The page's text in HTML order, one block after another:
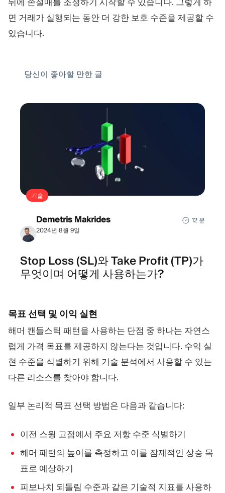
면 거래가 실행되는 동안 더 강한 보호 수준을 제공할 수
있습니다.
당신이 좋아할 만한 글
기술
Demetris Makrides
2024년 8월 9일
12 분
Stop Loss (SL)와 Take Profit (TP)가
무엇이며 어떻게 사용하는가?
목표 선택 및 이익 실현
해머 캔들스틱 패턴을 사용하는 단점 중 하나는 자연스
럽게 가격 목표를 제공하지 않는다는 것입니다. 수익 실
현 수준을 식별하기 위해 기술 분석에서 사용할 수 있는
다른 리소스를 찾아야 합니다.
일부 논리적 목표 선택 방법은 다음과 같습니다:
이전 스윙 고점에서 주요 저항 수준 식별하기
해머 패턴의 높이를 측정하고 이를 잠재적인 상승 목
표로 예상하기
피보나치 되돌림 수준과 같은 기술적 지표를 사용하